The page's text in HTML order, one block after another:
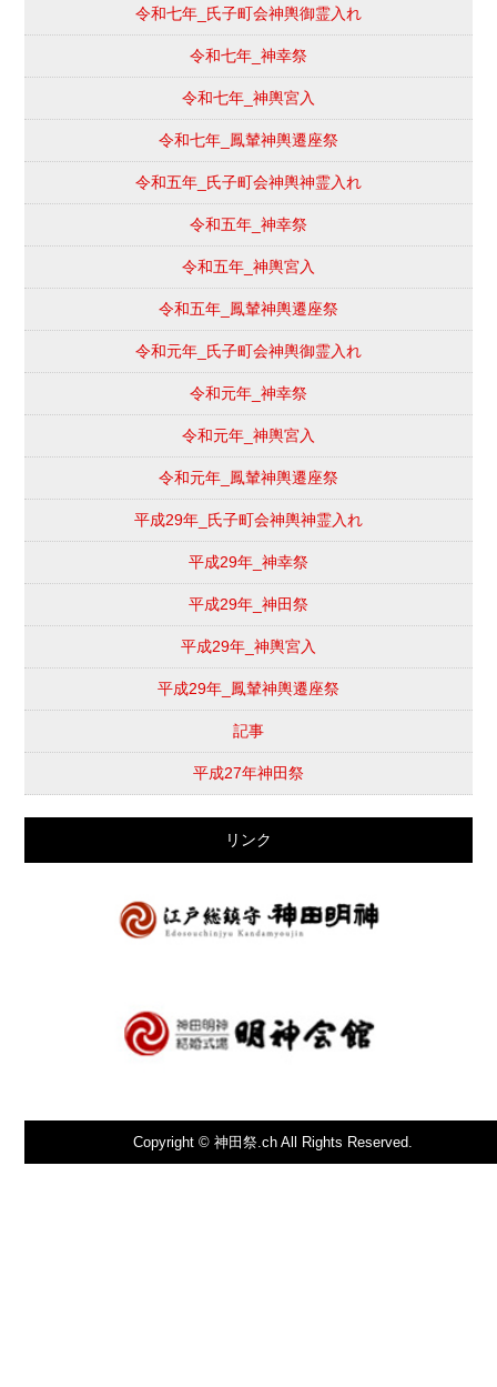
令和七年_氏子町会神輿御霊入れ
令和七年_神幸祭
令和七年_神輿宮入
令和七年_鳳輦神輿遷座祭
令和五年_氏子町会神輿神霊入れ
令和五年_神幸祭
令和五年_神輿宮入
令和五年_鳳輦神輿遷座祭
令和元年_氏子町会神輿御霊入れ
令和元年_神幸祭
令和元年_神輿宮入
令和元年_鳳輦神輿遷座祭
平成29年_氏子町会神輿神霊入れ
平成29年_神幸祭
平成29年_神田祭
平成29年_神輿宮入
平成29年_鳳輦神輿遷座祭
記事
平成27年神田祭
リンク
Copyright © 神田祭.ch All Rights Reserved.